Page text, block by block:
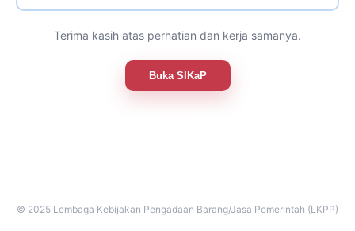
Terima kasih atas perhatian dan kerja samanya.
Buka SIKaP
© 2025 Lembaga Kebijakan Pengadaan Barang/Jasa Pemerintah (LKPP)